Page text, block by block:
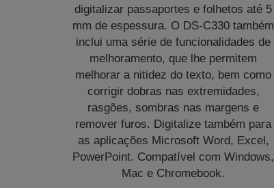
digitalizar passaportes e folhetos até 5
mm de espessura. O DS-C330 também
inclui uma série de funcionalidades de
melhoramento, que lhe permitem
melhorar a nitidez do texto, bem como
corrigir dobras nas extremidades,
rasgões, sombras nas margens e
remover furos. Digitalize também para
as aplicações Microsoft Word, Excel,
PowerPoint. Compatível com Windows,
Mac e Chromebook.